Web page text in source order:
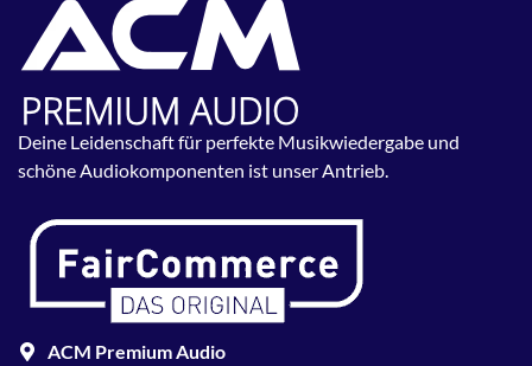
Deine Leidenschaft für perfekte Musikwiedergabe und
schöne Audiokomponenten ist unser Antrieb.
ACM Premium Audio